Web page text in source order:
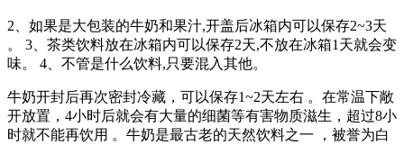
2 、如果是大包装的牛奶和果汁,开盖后冰箱内可以保存2~3天 
。 3、茶类饮料放在冰箱内可以保存2天,不放在冰箱1天就会变
味。 4 、不管是什么饮料,只要混入其他。
牛奶开封后再次密封冷藏，可以保存1~2天左右 。在常温下敞
开放置，4小时后就会有大量的细菌等有害物质滋生，超过8小
时就不能再饮用 。牛奶是最古老的天然饮料之一 ，被誉为白